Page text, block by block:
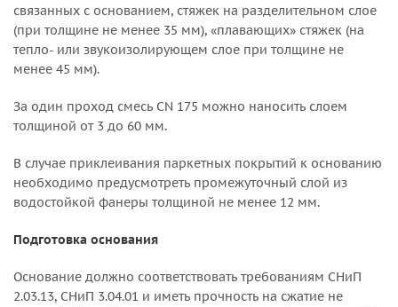
связанных с основанием, стяжек на разделительном слое
(при толщине не менее 35 мм), «плавающих» стяжек (на
тепло- или звукоизолирующем слое при толщине не
менее 45 мм).
За один проход смесь CN 175 можно наносить слоем
толщиной от 3 до 60 мм.
В случае приклеивания паркетных покрытий к основанию
необходимо предусмотреть промежуточный слой из
водостойкой фанеры толщиной не менее 12 мм.
Подготовка основания
Основание должно соответствовать требованиям СНиП
2.03.13, СНиП 3.04.01 и иметь прочность на сжатие не